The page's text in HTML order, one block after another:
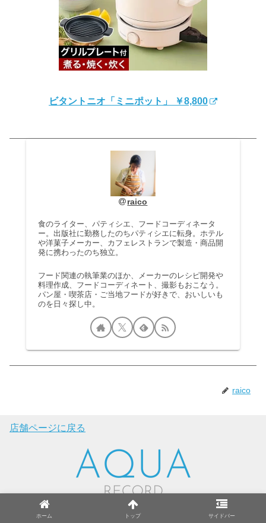
ビタントニオ「ミニポット」 ￥8,800
raico
食のライター、パティシエ、フードコーディネータ
ー。出版社に勤務したのちパティシエに転身。ホテル
や洋菓子メーカー、カフェレストランで製造・商品開
発に携わったのち独立。
フード関連の執筆業のほか、メーカーのレシピ開発や
料理作成、フードコーディネート、撮影もおこなう。
パン屋・喫茶店・ご当地フードが好きで、おいしいも
のを日々探し中。
raico
店舗ページに戻る
ホーム トップ サイドバー